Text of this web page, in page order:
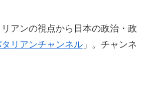
アンの視点から日本の政治・政
リアンチャンネル」。チャンネ